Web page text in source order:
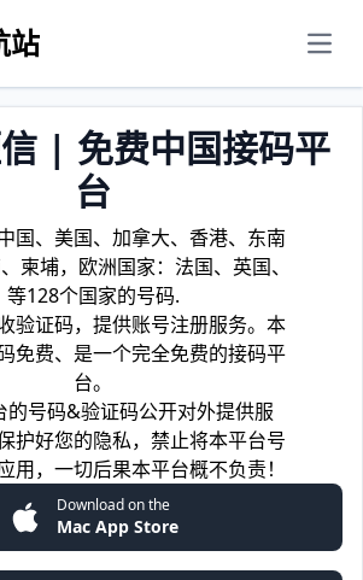
站
| 免费中国接码平
台
国、美国、加拿大、香港、东南
柬埔，欧洲国家：法国、英国、
等128个国家的号码.
验证码，提供账号注册服务。本
免费、是一个完全免费的接码平
台。
的号码&验证码公开对外提供服
护好您的隐私，禁止将本平台号
用，一切后果本平台概不负责！
Download on the
Mac App Store